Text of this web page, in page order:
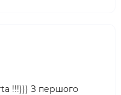
!!!))) З першого